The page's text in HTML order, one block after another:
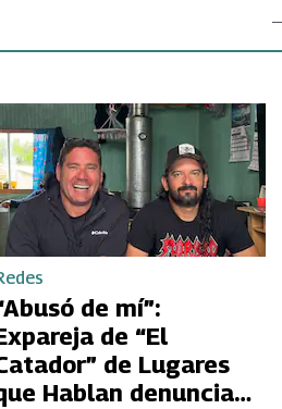
de mí”:
de “El
de Lugares
Hablan denuncia